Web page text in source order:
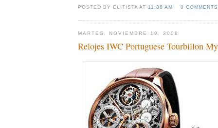
POSTED BY ELITISTA AT11:38 AM 0 COMMENTS
MARTES, NOVIEMBRE 18, 2008
Relojes IWC Portuguese Tourbillon